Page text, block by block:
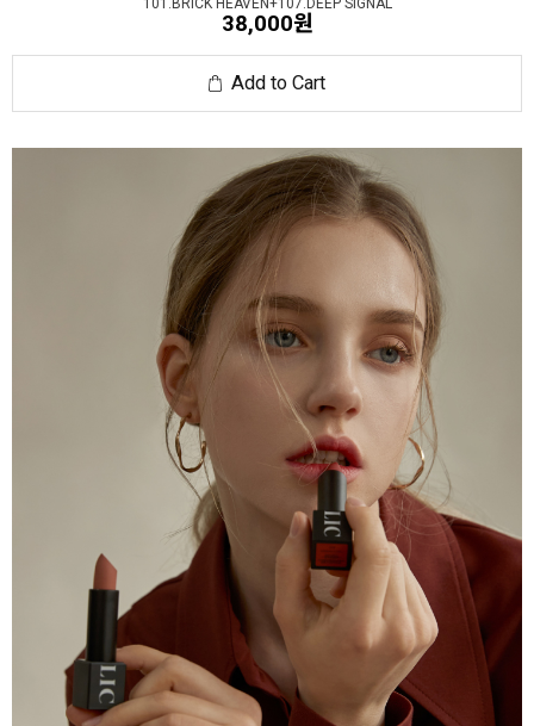
101.BRICK HEAVEN+107.DEEP SIGNAL
38,000원
Add to Cart